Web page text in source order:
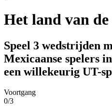
Het land van de
Speel 3 wedstrijden
Mexicaanse spelers
een willekeurig UT-
Voortgang
0/3